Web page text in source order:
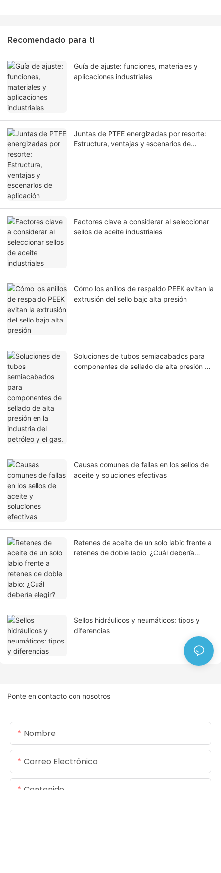
Recomendado para ti
Guía de ajuste: funciones, materiales y
aplicaciones industriales
Juntas de PTFE energizadas por resorte:
Estructura, ventajas y escenarios de
Factores clave a considerar al seleccionar
sellos de aceite industriales
Cómo los anillos de respaldo PEEK evitan la
extrusión del sello bajo alta presión
Soluciones de tubos semiacabados para
componentes de sellado de alta presión en
Causas comunes de fallas en los sellos de
aceite y soluciones efectivas
Retenes de aceite de un solo labio frente a
retenes de doble labio: ¿Cuál debería
Sellos hidráulicos y neumáticos: tipos y
diferencias
Ponte en contacto con nosotros
Nombre
Correo Electrónico
Contenido